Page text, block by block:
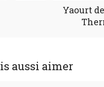
Yaourt
aussi aimer